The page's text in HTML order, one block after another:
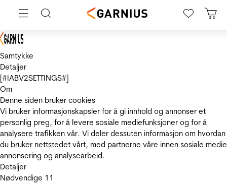
Samtykke
Detaljer
[#IABV2SETTINGS#]
Om
Denne siden bruker cookies
Vi bruker informasjonskapsler for å gi innhold og annonser et
personlig preg, for å levere sosiale mediefunksjoner og for å
analysere trafikken vår. Vi deler dessuten informasjon om hvordan
du bruker nettstedet vårt, med partnerne våre innen sosiale
annonsering og analysearbeid.
Detaljer
Nødvendige 11